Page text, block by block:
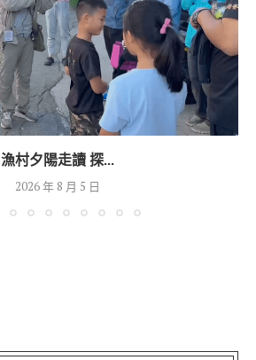
漁村夕陽走讀 探...
2026 年 8 月 5 日